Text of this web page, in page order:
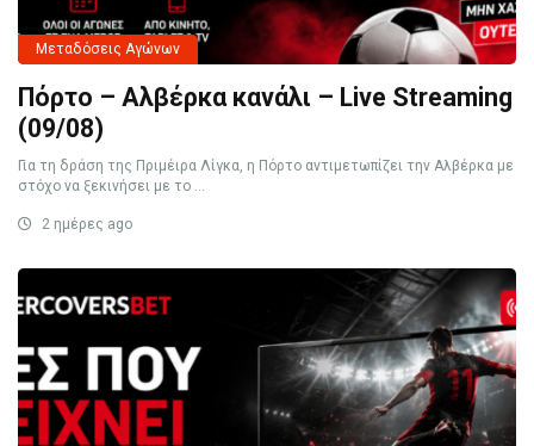
Μεταδόσεις Αγώνων
Πόρτο – Αλβέρκα κανάλι – Live Streaming
(09/08)
Για τη δράση της Πριμέιρα Λίγκα, η Πόρτο αντιμετωπίζει την Αλβέρκα με
στόχο να ξεκινήσει με το ...
2 ημέρες ago